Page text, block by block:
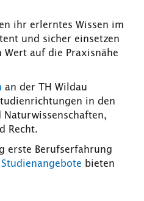
ihr erlerntes Wissen im
und sicher einsetzen
auf die Praxisnähe
an der TH Wildau
in den
Naturwissenschaften,
Recht.
erste Berufserfahrung
bieten